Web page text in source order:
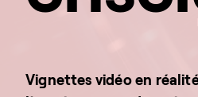
Vignettes vidéo en